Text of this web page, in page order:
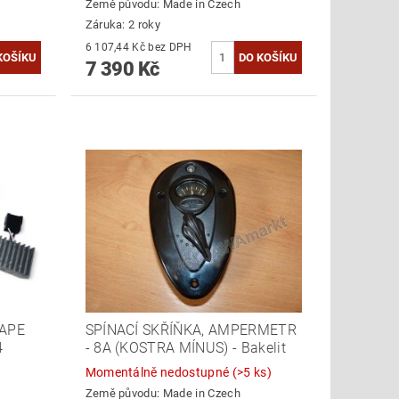
Země původu: Made in Czech
Záruka: 2 roky
6 107,44 Kč bez DPH
7 390 Kč
SPÍNACÍ SKŘÍŇKA, AMPERMETR
- 8A (KOSTRA MÍNUS) - Bakelit
Momentálně nedostupné (>5 ks)
Země původu: Made in Czech